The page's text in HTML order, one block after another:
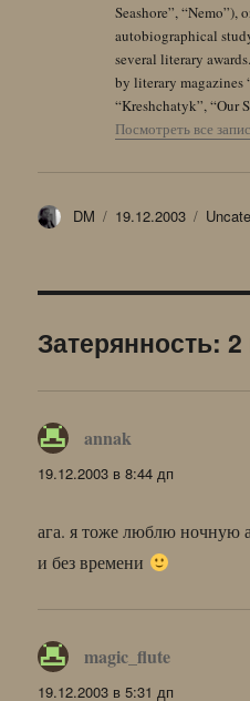
Seashore”, “Nemo”),
autobiographical
several literary
by literary magazines
“Kreshchatyk”, “Our
Посмотреть все
Автор
DM Опубликовано
19.12.2003
Затерянность:
annak
19.12.2003 в 8:44 дп
ага. я тоже люблю ночную
и без времени
magic_flute
19.12.2003 в 5:31 дп